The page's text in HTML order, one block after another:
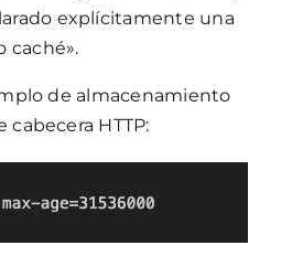
explícitamente una
caché».
de almacenamiento
HTTP: